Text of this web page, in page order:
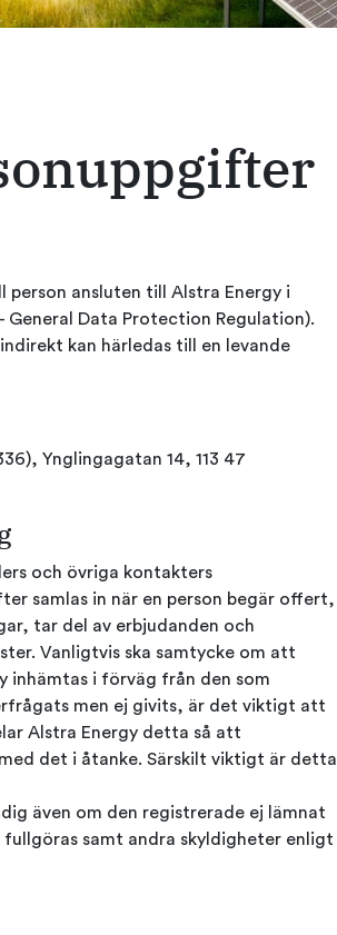
person ansluten till Alstra Energy i
General Data Protection Regulation).
kan härledas till en levande
Ynglingagatan 14, 113 47
och övriga kontakters
samlas in när en person begär offert,
tar del av erbjudanden och
Vanligtvis ska samtycke om att
inhämtas i förväg från den som
men ej givits, är det viktigt att
Alstra Energy detta så att
det i åtanke. Särskilt viktigt är detta
även om den registrerade ej lämnat
samt andra skyldigheter enligt